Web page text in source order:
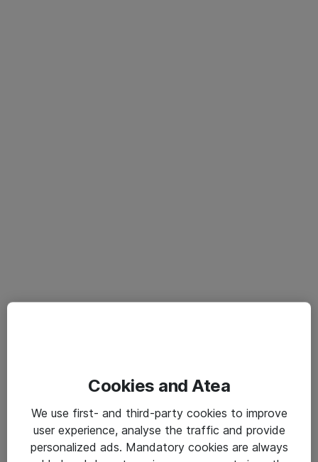
Cookies and Atea
We use first- and third-party cookies to improve
user experience, analyse the traffic and provide
personalized ads. Mandatory cookies are always